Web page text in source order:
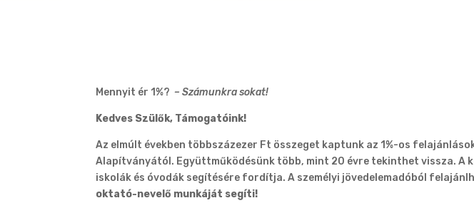
Mennyit ér 1%?–Számunkra sokat!
Kedves Szülők, Támogatóink!
Az elmúlt években többszázezer Ft összeget kaptunk az 1%-os
Alapítványától. Együttműködésünk több, mint 20 évre tekinthet vissza. A
iskolák és óvodák segítésére fordítja. A személyi jövedelemadóból
oktató-nevelő munkáját segíti!